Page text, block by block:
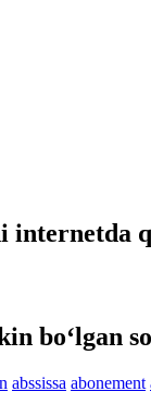
internetda
bo‘lgan
abssissa abonement